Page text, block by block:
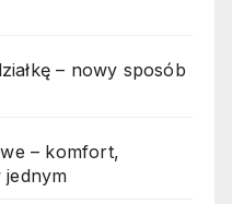
– nowy sposób
– komfort,